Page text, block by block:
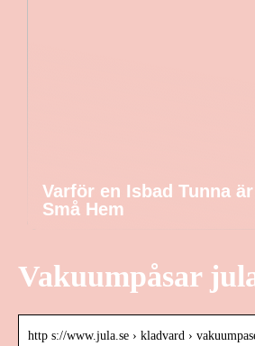
Varför en Isbad Tunna
Små Hem
Vakuumpåsar
http s://www.jula.se › kladvard ›